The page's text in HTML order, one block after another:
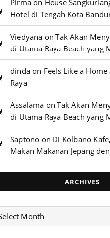
Pirma on House
Hotel di Tengah Kota
Viedyana onTak Akan
di Utama Raya Beach yang
dinda on Feels Like a
Raya
Assalama onTak Akan
di Utama Raya Beach yang
Saptono on Di Kolbano
Makan Makanan Jepang
ARCHIVES
Month